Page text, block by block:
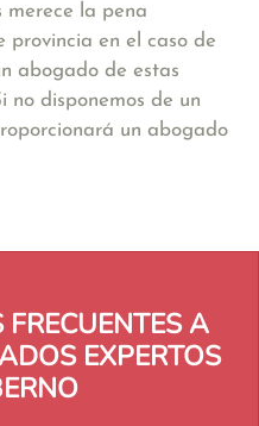
merece la pena
provincia en el caso de
abogado de estas
no disponemos de un
un abogado
A
EXPERTOS